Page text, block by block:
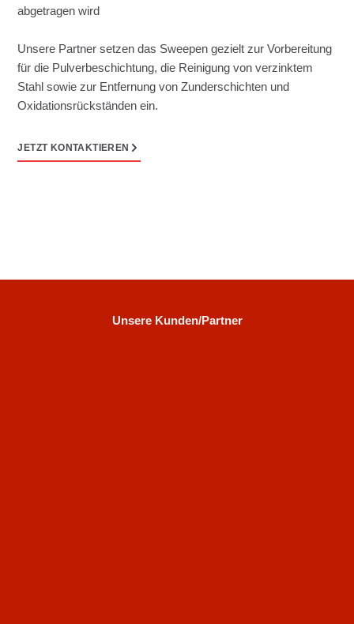
abgetragen wird
Unsere Partner setzen das Sweepen gezielt zur Vorbereitung
für die Pulverbeschichtung, die Reinigung von verzinktem
Stahl sowie zur Entfernung von Zunderschichten und
Oxidationsrückständen ein.
JETZT KONTAKTIEREN
Unsere Kunden/Partner